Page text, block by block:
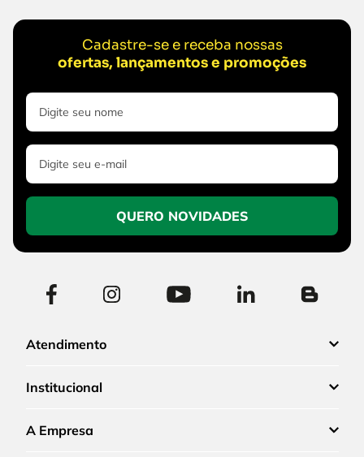
Cadastre-se e receba nossas
ofertas, lançamentos e promoções
QUERO NOVIDADES
Atendimento
Institucional
A Empresa